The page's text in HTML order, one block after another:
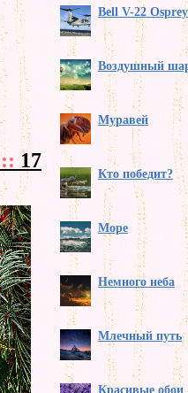
:: 17
Bell V-22
Воздушный
Муравей
Кто победит?
Море
Немного неба
Млечный путь
Красивые обои